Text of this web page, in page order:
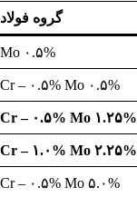
گروه فولاد
۰.۵% Mo
۰.۵% Cr – ۰.۵% Mo
۱.۲۵% Cr – ۰.۵% Mo
۲.۲۵% Cr – ۱.۰% Mo
۵.۰% Cr – ۰.۵% Mo